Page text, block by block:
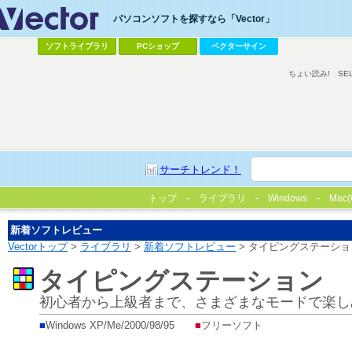
パソコンソフトを探すなら「Vector」
ソフトライブラリ PCショップ ベクターサイン
サーチトレンド！
ちょい読み!
トップ ライブラリ Windows
新着ソフトレビュー
Vectorトップ> ライブラリ > 新着ソフトレビュー > タイピングステーシ
タイピングステーション
初心者から上級者まで、さまざまなモードで楽
■Windows XP/Me/2000/98/95 ■フリーソフト